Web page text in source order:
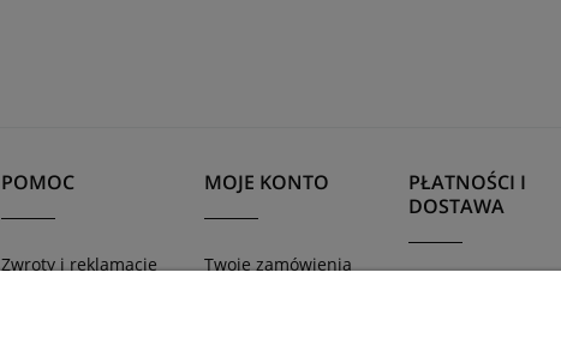
POMOC
Zwroty i reklamacje
MOJE KONTO
Twoje zamówienia
PŁATNOŚCI I
DOSTAWA